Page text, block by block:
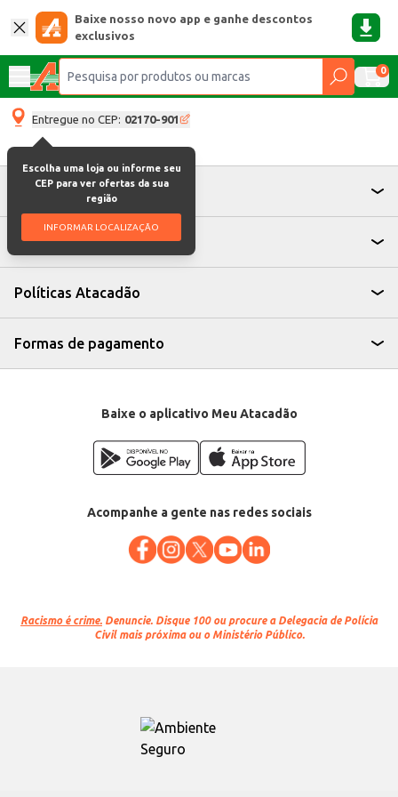
Baixe nosso novo app e ganhe descontos
exclusivos
0
Entregue no CEP: 02170-901
Escolha uma loja ou informe seu
CEP para ver ofertas da sua
região
INFORMAR LOCALIZAÇÃO
Atendimento
Institucional
Políticas Atacadão
Formas de pagamento
Baixe o aplicativo Meu Atacadão
Acompanhe a gente nas redes sociais
Racismo é crime. Denuncie. Disque 100 ou procure a Delegacia de Polícia
Civil mais próxima ou o Ministério Público.